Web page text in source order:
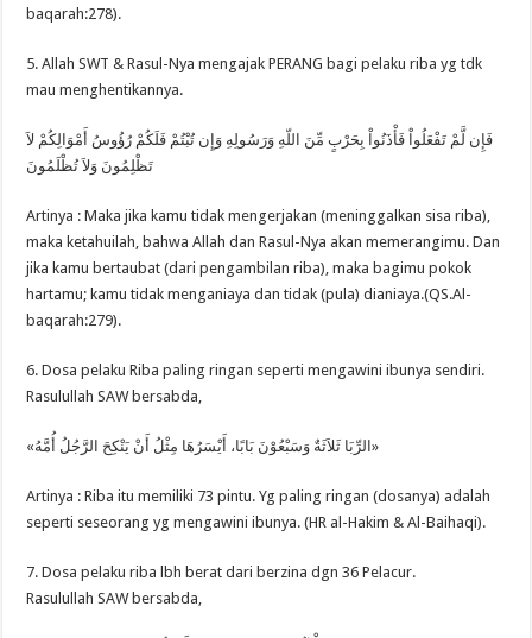
baqarah:278).
5. Allah SWT & Rasul-Nya mengajak PERANG bagi pelaku riba yg tdk
mau menghentikannya.
فَإِن لَّمْ تَفْعَلُواْ فَأْذَنُواْ بِحَرْبٍ مِّنَ اللّهِ وَرَسُولِهِ وَإِن تُبْتُمْ فَلَكُمْ رُؤُوسُ أَمْوَالِكُمْ لاَ
تَظْلِمُونَ وَلاَ تُظْلَمُونَ
Artinya : Maka jika kamu tidak mengerjakan (meninggalkan sisa riba),
maka ketahuilah, bahwa Allah dan Rasul-Nya akan memerangimu. Dan
jika kamu bertaubat (dari pengambilan riba), maka bagimu pokok
hartamu; kamu tidak menganiaya dan tidak (pula) dianiaya.(QS.Al-
baqarah:279).
6. Dosa pelaku Riba paling ringan seperti mengawini ibunya sendiri.
Rasulullah SAW bersabda,
«الرِّبَا ثَلاَثَةٌ وَسَبْعُوْنَ بَابًا، أَيْسَرُهَا مِثْلُ أَنْ يَنْكِحَ الرَّجُلُ أُمَّهُ»
Artinya : Riba itu memiliki 73 pintu. Yg paling ringan (dosanya) adalah
seperti seseorang yg mengawini ibunya. (HR al-Hakim & Al-Baihaqi).
7. Dosa pelaku riba lbh berat dari berzina dgn 36 Pelacur.
Rasulullah SAW bersabda,